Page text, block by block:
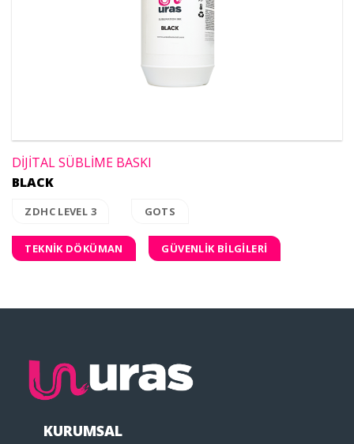
DİJİTAL SÜBLİME BASKI
BLACK
ZDHC LEVEL 3 GOTS
TEKNİK DÖKÜMAN GÜVENLİK BİLGİLERİ
KURUMSAL